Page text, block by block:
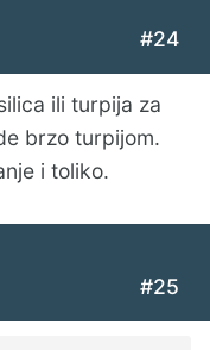
#24
ili turpija za
brzo turpijom.
i toliko.
#25